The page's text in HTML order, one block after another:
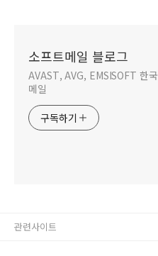
소프트메일 블로그
AVAST, AVG, EMSISOFT 한
메일
구독하기
관련사이트